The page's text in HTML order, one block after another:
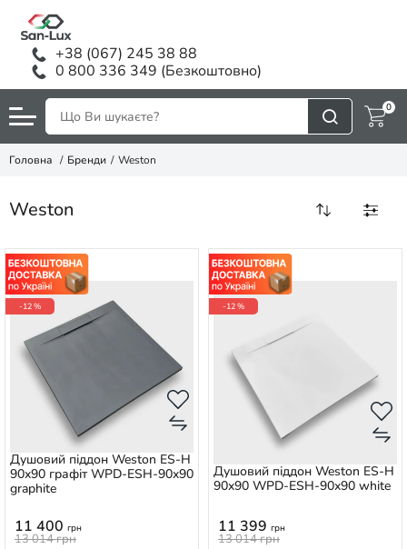
+38 (067) 245 38 88
0 800 336 349 (Безкоштовно)
0
Головна Бренди Weston
Weston
-12 %
Душовий піддон Weston ES-H
90x90 графіт WPD-ESH-90x90
graphite
11 400 грн
13 014грн
-12 %
Душовий піддон Weston ES-H
90x90 WPD-ESH-90x90 white
11 399 грн
13 014грн